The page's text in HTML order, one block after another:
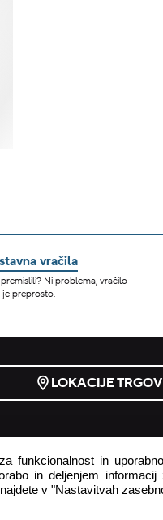
vračila
Ni problema, vračilo
je preprosto.
LOKACIJE
odstop od pogodbe
funkcionalnost in
in deljenjem
v "Nastavitvah